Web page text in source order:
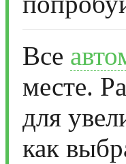
Все
месте.
для
как